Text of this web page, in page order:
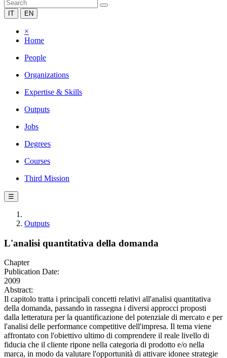
IT EN
×
Home
People
Organizations
Expertise & Skills
Outputs
Jobs
Degrees
Courses
Third Mission
☰
Outputs
L'analisi quantitativa della domanda
Chapter
Publication Date:
2009
Abstract:
Il capitolo tratta i principali concetti relativi all'analisi quantitativa
della domanda, passando in rassegna i diversi approcci proposti
dalla letteratura per la quantificazione del potenziale di mercato e per
l'analisi delle performance competitive dell'impresa. Il tema viene
affrontato con l'obiettivo ultimo di comprendere il reale livello di
fiducia che il cliente ripone nella categoria di prodotto e/o nella
marca, in modo da valutare l'opportunità di attivare idonee strategie